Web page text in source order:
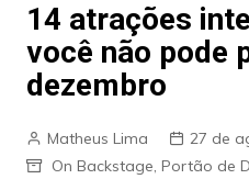
14 atrações
você não pode
dezembro
Matheus Lima 27 de
On Backstage, Portão de